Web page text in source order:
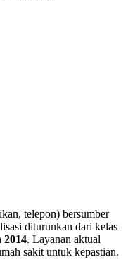
telepon) bersumber
diturunkan dari kelas
2014. Layanan aktual
sakit untuk kepastian.